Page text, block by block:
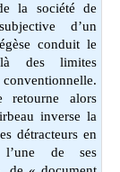
la société de
d’un
conduit le
des limites
retourne alors
inverse la
détracteurs en
l’une de ses